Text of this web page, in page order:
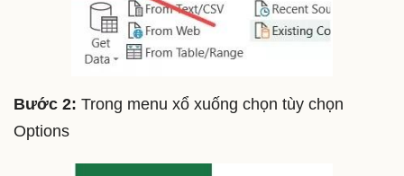
Bước 2: Trong menu xổ xuống chọn tùy chọn
Options